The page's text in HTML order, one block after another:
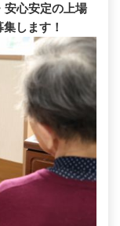
安心安定の上場
します！